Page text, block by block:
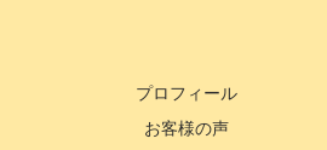
プロフィール
お客様の声